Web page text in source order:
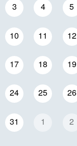
3 4 5
10 11 12
17 18 19
24 25 26
31 1 2